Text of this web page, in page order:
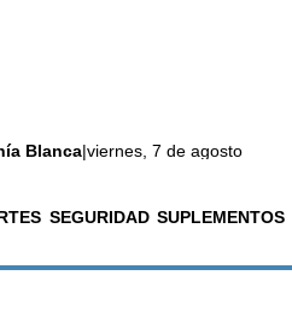
Blanca|viernes, 7 de agosto
SEGURIDAD SUPLEMENTOS